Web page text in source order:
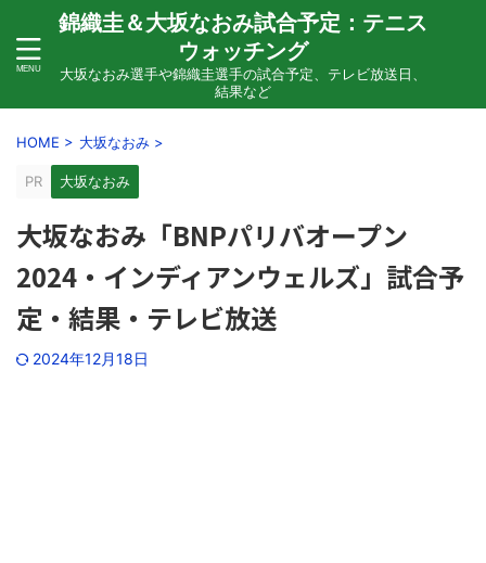
錦織圭＆大坂なおみ試合予定：テニス
ウォッチング
大坂なおみ選手や錦織圭選手の試合予定、テレビ放送日、
結果など
HOME > 大坂なおみ >
PR 大坂なおみ
大坂なおみ「BNPパリバオープン
2024・インディアンウェルズ」試合予
定・結果・テレビ放送
2024年12月18日